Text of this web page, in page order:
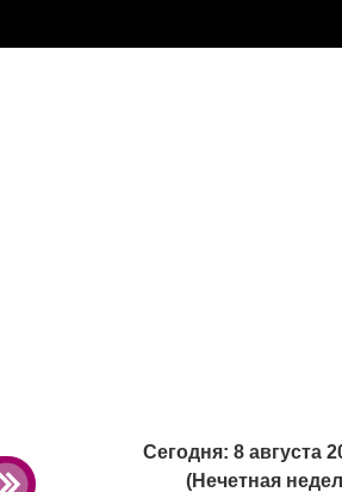
Сегодня: 8 августа
(Нечетная